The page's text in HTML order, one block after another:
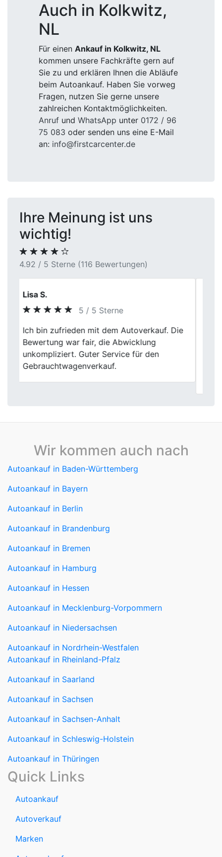
Auch in Kolkwitz,
NL
Für einen Ankauf in Kolkwitz, NL
kommen unsere Fachkräfte gern auf
Sie zu und erklären Ihnen die Abläufe
beim Autoankauf. Haben Sie vorweg
Fragen, nutzen Sie gerne unsere
zahlreichen Kontaktmöglichkeiten.
Anruf und WhatsApp unter 0172 / 96
75 083 oder senden uns eine E-Mail
an: info@firstcarcenter.de
Ihre Meinung ist uns
wichtig!
4.92 / 5 Sterne (116 Bewertungen)
Simon Herrmann
5 / 5 Sterne
Ich war wirklich überrascht, wie einfach
der Verkauf bei First Car Center in war.
Faire Bewertung, nette Leute und alles lief
ohne Probleme. Kann ich nur
Previous
Wir kommen auch nach
Autoankauf in Baden-Württemberg
Autoankauf in Bayern
Autoankauf in Berlin
Autoankauf in Brandenburg
Autoankauf in Bremen
Autoankauf in Hamburg
Autoankauf in Hessen
Autoankauf in Mecklenburg-Vorpommern
Autoankauf in Niedersachsen
Autoankauf in Nordrhein-Westfalen
Autoankauf in Rheinland-Pfalz
Autoankauf in Saarland
Autoankauf in Sachsen
Autoankauf in Sachsen-Anhalt
Autoankauf in Schleswig-Holstein
Autoankauf in Thüringen
Quick Links
Autoankauf
Autoverkauf
Marken